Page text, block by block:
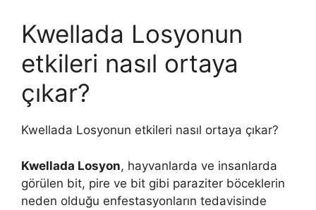
Kwellada Losyonun
etkileri nasıl ortaya
çıkar?
Kwellada Losyonun etkileri nasıl ortaya çıkar?
Kwellada Losyon, hayvanlarda ve insanlarda
görülen bit, pire ve bit gibi paraziter böceklerin
neden olduğu enfestasyonların tedavisinde